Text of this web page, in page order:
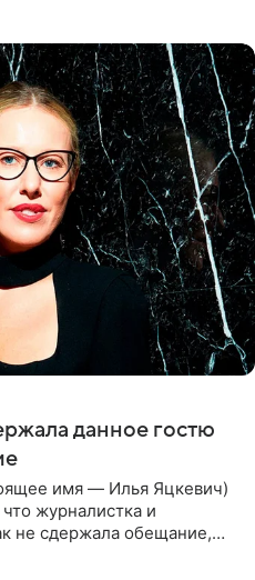
данное гостю
имя — Илья Яцкевич)
журналистка и
не сдержала обещание,